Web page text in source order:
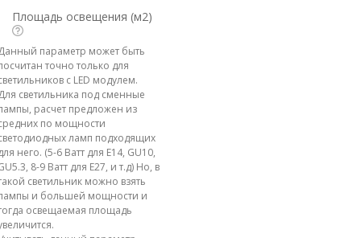
Площадь освещения (м2)
параметр может быть
точно только для
с LED модулем.
светильника под сменные
расчет предложен из
по мощности
ламп подходящих
него. (5-6 Ватт для E14, GU10,
8-9 Ватт для E27, и т.д) Но, в
светильник можно взять
и большей мощности и
освещаемая площадь